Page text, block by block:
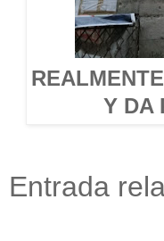
Y DA
Entrada